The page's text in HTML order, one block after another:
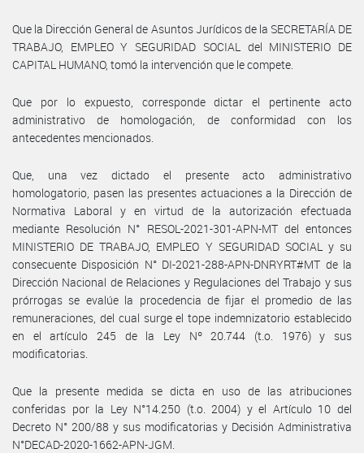
Que la Dirección General de Asuntos Jurídicos de la SECRETARÍA DE
TRABAJO, EMPLEO Y SEGURIDAD SOCIAL del MINISTERIO DE
CAPITAL HUMANO, tomó la intervención que le compete.
Que por lo expuesto, corresponde dictar el pertinente acto
administrativo de homologación, de conformidad con los
antecedentes mencionados.
Que, una vez dictado el presente acto administrativo
homologatorio, pasen las presentes actuaciones a la Dirección de
Normativa Laboral y en virtud de la autorización efectuada
mediante Resolución N° RESOL-2021-301-APN-MT del entonces
MINISTERIO DE TRABAJO, EMPLEO Y SEGURIDAD SOCIAL y su
consecuente Disposición N° DI-2021-288-APN-DNRYRT#MT de la
Dirección Nacional de Relaciones y Regulaciones del Trabajo y sus
prórrogas se evalúe la procedencia de fijar el promedio de las
remuneraciones, del cual surge el tope indemnizatorio establecido
en el artículo 245 de la Ley Nº 20.744 (t.o. 1976) y sus
modificatorias.
Que la presente medida se dicta en uso de las atribuciones
conferidas por la Ley N°14.250 (t.o. 2004) y el Artículo 10 del
Decreto N° 200/88 y sus modificatorias y Decisión Administrativa
N°DECAD-2020-1662-APN-JGM.